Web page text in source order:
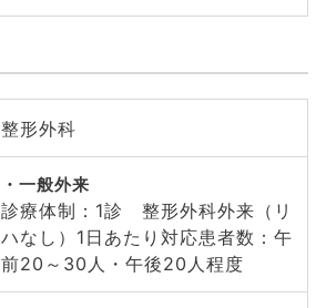
整形外科
一般外来
診療体制：1診 整形外科外来（リ
ハなし）1日あたり対応患者数：午
前20～30人・午後20人程度